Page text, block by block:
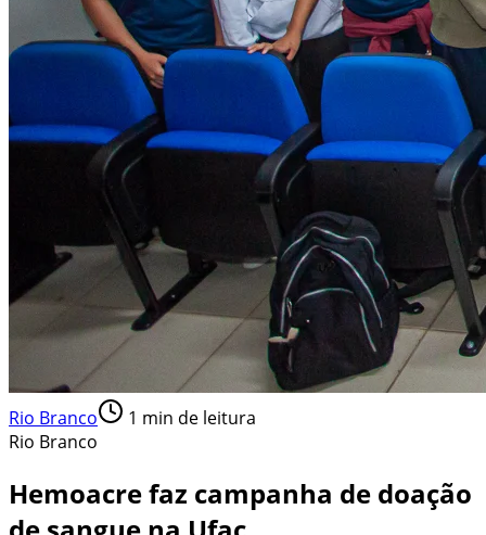
Rio Branco 1 min de leitura
Rio Branco
Hemoacre faz campanha de doação